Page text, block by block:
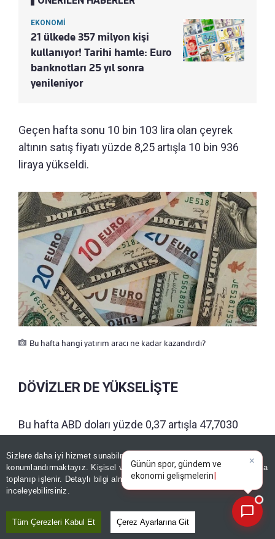
Sizlere daha iyi hizmet sunabilmek adına sitemizde
konumlandırmaktayız. Kişisel verileriniz, KVKK ve GDPR kapsamında
toplanıp işlenir. Detaylı bilgi almak içinAydınlatma Metnimizi
inceleyebilirsiniz.
Tüm Çerezleri Kabul Et Çerez Ayarlarına Git
EKONOMİ
21 ülkede 357 milyon kişi
kullanıyor! Tarihi hamle: Euro
banknotları 25 yıl sonra
yenileniyor
Geçen hafta sonu 10 bin 103 lira olan çeyrek
altının satış fiyatı yüzde 8,25 artışla 10 bin 936
liraya yükseldi.
Bu hafta hangi yatırım aracı ne kadar kazandırdı?
DÖVİZLER DE YÜKSELİŞTE
Bu hafta ABD doları yüzde 0,37 artışla 47,7030
liraya yükseldi.
×
Günün spor, gündem ve
ekonomi gelişmelerini analiz
edin!|